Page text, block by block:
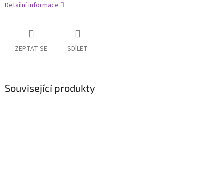
Detailní informace
ZEPTAT SE SDÍLET
Související produkty